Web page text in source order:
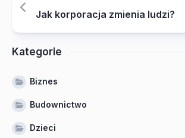
Jak korporacja zmienia ludzi?
Kategorie
Biznes
Budownictwo
Dzieci